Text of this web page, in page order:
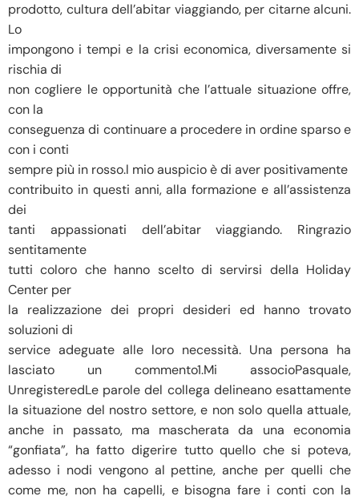
prodotto, cultura dell’abitar viaggiando, per citarne alcuni.
Lo
impongono i tempi e la crisi economica, diversamente si
rischia di
non cogliere le opportunità che l’attuale situazione offre,
con la
conseguenza di continuare a procedere in ordine sparso e
con i conti
sempre più in rosso.l mio auspicio è di aver positivamente
contribuito in questi anni, alla formazione e all’assistenza
dei
tanti appassionati dell’abitar viaggiando. Ringrazio
sentitamente
tutti coloro che hanno scelto di servirsi della Holiday
Center per
la realizzazione dei propri desideri ed hanno trovato
soluzioni di
service adeguate alle loro necessità. Una persona ha
lasciato un commento1.Mi associoPasquale,
UnregisteredLe parole del collega delineano esattamente
la situazione del nostro settore, e non solo quella attuale,
anche in passato, ma mascherata da una economia
“gonfiata”, ha fatto digerire tutto quello che si poteva,
adesso i nodi vengono al pettine, anche per quelli che
come me, non ha capelli, e bisogna fare i conti con la